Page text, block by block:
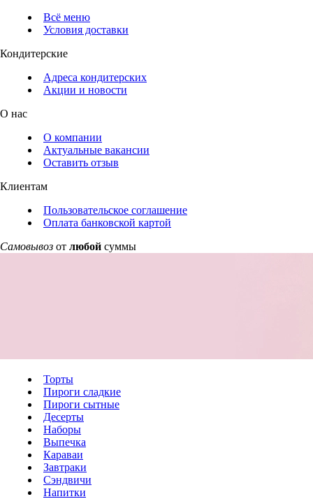
Всё меню
Условия доставки
Кондитерские
Адреса кондитерских
Акции и новости
О нас
О компании
Актуальные вакансии
Оставить отзыв
Клиентам
Пользовательское соглашение
Оплата банковской картой
Самовывоз от любой суммы
Торты
Пироги сладкие
Пироги сытные
Десерты
Наборы
Выпечка
Караваи
Завтраки
Сэндвичи
Напитки